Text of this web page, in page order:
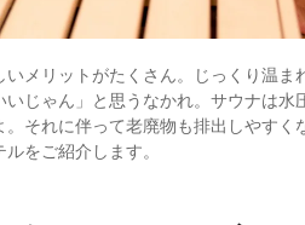
メリットがたくさん。じっくり温ま
じゃん」と思うなかれ。サウナは
。それに伴って老廃物も排出しやす
をご紹介します。